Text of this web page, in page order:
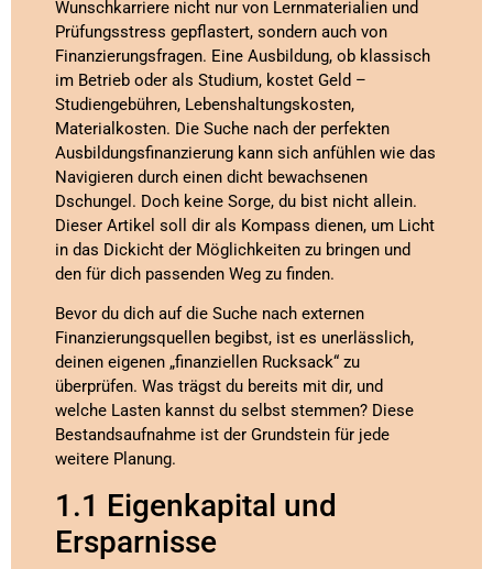
Wunschkarriere nicht nur von Lernmaterialien und
Prüfungsstress gepflastert, sondern auch von
Finanzierungsfragen. Eine Ausbildung, ob klassisch
im Betrieb oder als Studium, kostet Geld –
Studiengebühren, Lebenshaltungskosten,
Materialkosten. Die Suche nach der perfekten
Ausbildungsfinanzierung kann sich anfühlen wie das
Navigieren durch einen dicht bewachsenen
Dschungel. Doch keine Sorge, du bist nicht allein.
Dieser Artikel soll dir als Kompass dienen, um Licht
in das Dickicht der Möglichkeiten zu bringen und
den für dich passenden Weg zu finden.
Bevor du dich auf die Suche nach externen
Finanzierungsquellen begibst, ist es unerlässlich,
deinen eigenen „finanziellen Rucksack“ zu
überprüfen. Was trägst du bereits mit dir, und
welche Lasten kannst du selbst stemmen? Diese
Bestandsaufnahme ist der Grundstein für jede
weitere Planung.
1.1 Eigenkapital und
Ersparnisse